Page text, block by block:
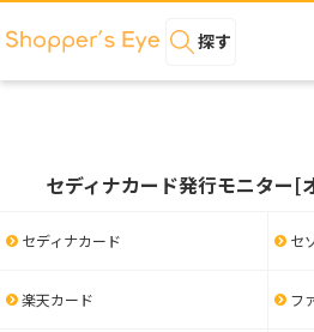
探す
セディナカード発行モニター[
セディナカード セ
楽天カード フ